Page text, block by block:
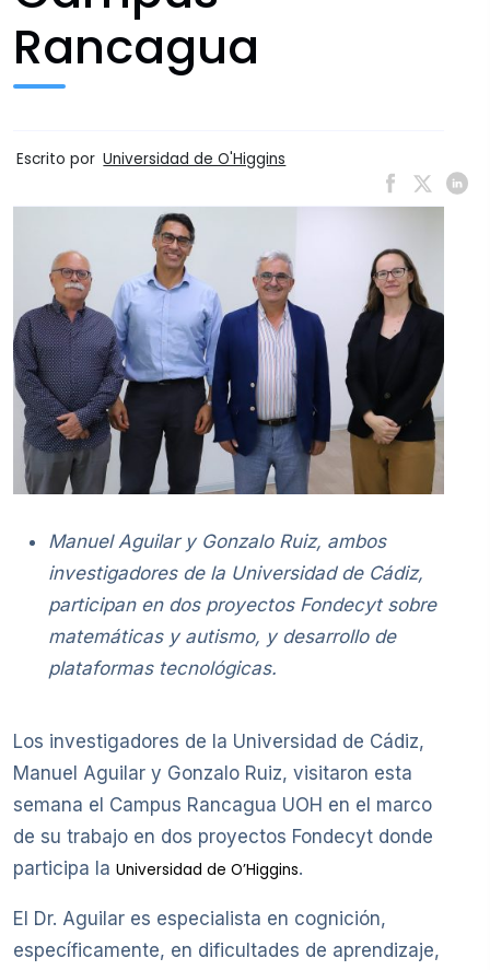
Rancagua
Escrito por Universidad de O'Higgins
Manuel Aguilar y Gonzalo Ruiz, ambos
investigadores de la Universidad de Cádiz,
participan en dos proyectos Fondecyt sobre
matemáticas y autismo, y desarrollo de
plataformas tecnológicas.
Los investigadores de la Universidad de Cádiz,
Manuel Aguilar y Gonzalo Ruiz, visitaron esta
semana el Campus Rancagua UOH en el marco
de su trabajo en dos proyectos Fondecyt donde
participa la Universidad de O’Higgins.
El Dr. Aguilar es especialista en cognición,
específicamente, en dificultades de aprendizaje,